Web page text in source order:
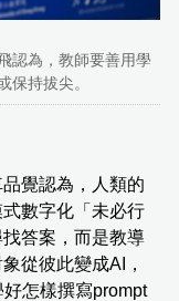
認為，教師要善用學
保持拔尖。
覺認為，人類的
數字化「未必行
答案，而是教導
從彼此變成AI，
怎樣撰寫prompt